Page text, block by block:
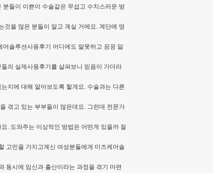
들이 이쁜이 수술같은 무섭고 수치스러운 방
것을 많은 분들이 알고 계실 거에요. 계단에 멍
솔루션사용후기 어디에도 말못하고 끙끙 앓
의 실제사용후기를 살펴보니 믿음이 가더라
지에 대해 알아보도록 할게요. 수술과는 다른
겪고 있는 부부들이 많은데요. 그런데 전문가
. 도와주는 이상적인 방법은 어떤게 있을까 질
고민을 가지고계신 여성분들에게 미즈케어솔
동시에 임신과 출산이라는 과정을 겪기 마련